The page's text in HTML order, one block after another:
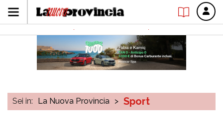
Sei in: La Nuova Provincia > Sport